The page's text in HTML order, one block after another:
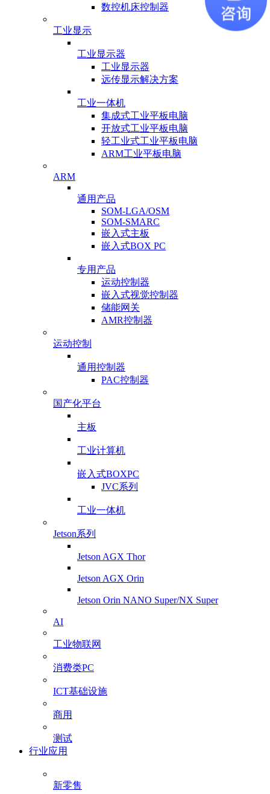
数控机床控制器
工业显示
工业显示器
工业显示器
远传显示解决方案
工业一体机
集成式工业平板电脑
开放式工业平板电脑
轻工业式工业平板电脑
ARM工业平板电脑
ARM
通用产品
SOM-LGA/OSM
SOM-SMARC
嵌入式主板
嵌入式BOX PC
专用产品
运动控制器
嵌入式视觉控制器
储能网关
AMR控制器
运动控制
通用控制器
PAC控制器
国产化平台
主板
工业计算机
嵌入式BOXPC
JVC系列
工业一体机
Jetson系列
Jetson AGX Thor
Jetson AGX Orin
Jetson Orin NANO Super/NX Super
AI
工业物联网
消费类PC
ICT基础设施
商用
测试
行业应用
新零售